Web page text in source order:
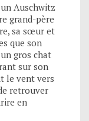
Auschwitz
grand-père
sa sœur et
que son
gros chat
sur son
le vent vers
retrouver
en